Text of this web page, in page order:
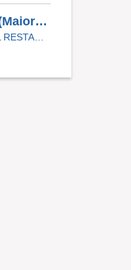
Jovem Aprendiz (Maiores De 18) - Ráscal Shop. Villa Lobos